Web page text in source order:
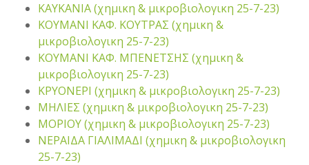
ΚΑΥΚΑΝΙΑ (χημικη & μικροβιολογικη 25-7-23)
ΚΟΥΜΑΝΙ ΚΑΦ. ΚΟΥΤΡΑΣ (χημικη &
μικροβιολογικη 25-7-23)
ΚΟΥΜΑΝΙ ΚΑΦ. ΜΠΕΝΕΤΣΗΣ (χημικη &
μικροβιολογικη 25-7-23)
ΚΡΥΟΝΕΡΙ (χημικη & μικροβιολογικη 25-7-23)
ΜΗΛΙΕΣ (χημικη & μικροβιολογικη 25-7-23)
ΜΟΡΙΟΥ (χημικη & μικροβιολογικη 25-7-23)
ΝΕΡΑΙΔΑ ΓΙΑΛΙΜΑΔΙ (χημικη & μικροβιολογικη
25-7-23)